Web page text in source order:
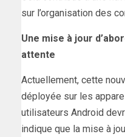
sur l’organisation des
Une mise à jour
attente
Actuellement, cette
déployée sur les
utilisateurs Android
indique que la mise à